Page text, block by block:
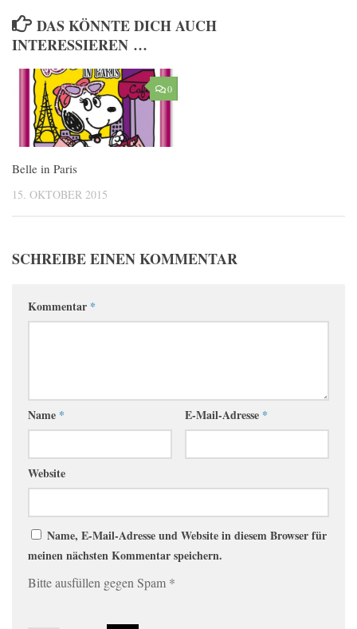
DAS KÖNNTE DICH AUCH
INTERESSIEREN …
0
Belle in Paris
15. OKTOBER 2015
SCHREIBE EINEN KOMMENTAR
Kommentar *
Name * E-Mail-Adresse *
Website
Name, E-Mail-Adresse und Website in diesem Browser für
meinen nächsten Kommentar speichern.
Bitte ausfüllen gegen Spam *